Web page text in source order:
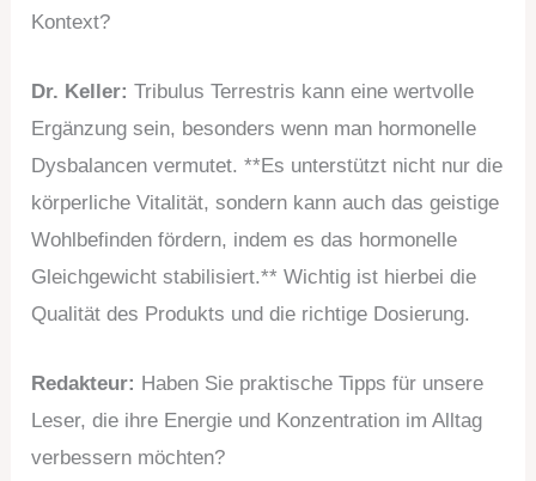
Kontext?
Dr. Keller: Tribulus Terrestris kann eine wertvolle
Ergänzung sein, besonders wenn man hormonelle
Dysbalancen vermutet. **Es unterstützt nicht nur die
körperliche Vitalität, sondern kann auch das geistige
Wohlbefinden fördern, indem es das hormonelle
Gleichgewicht stabilisiert.** Wichtig ist hierbei die
Qualität des Produkts und die richtige Dosierung.
Redakteur: Haben Sie praktische Tipps für unsere
Leser, die ihre Energie und Konzentration im Alltag
verbessern möchten?